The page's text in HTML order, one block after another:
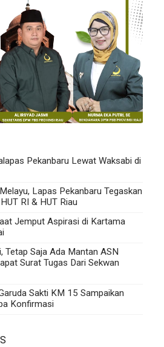
Pekanbaru Lewat Waksabi di
Lapas Pekanbaru Tegaskan
RI & HUT Riau
Jemput Aspirasi di Kartama
Tetap Saja Ada Mantan ASN
Surat Tugas Dari Sekwan
Sakti KM 15 Sampaikan
Konfirmasi